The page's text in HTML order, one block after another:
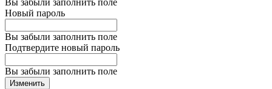
Вы забыли заполнить поле
Новый пароль
Вы забыли заполнить поле
Подтвердите новый пароль
Вы забыли заполнить поле
Изменить